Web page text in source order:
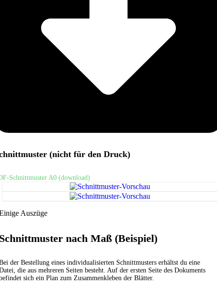
(nicht für den Druck)
Schnittmuster A0 (download)
Auszüge
nach Maß (Beispiel)
der Bestellung eines individualisierten Schnittmusters erhältst du eine
die aus mehreren Seiten besteht. Auf der ersten Seite des Dokuments
sich ein Plan zum Zusammenkleben der Blätter.